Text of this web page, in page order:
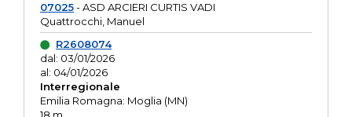
07025- ASD ARCIERI CURTIS VADI
Quattrocchi, Manuel
R2608074
dal: 03/01/2026
al: 04/01/2026
Interregionale
Emilia Romagna: Moglia (MN)